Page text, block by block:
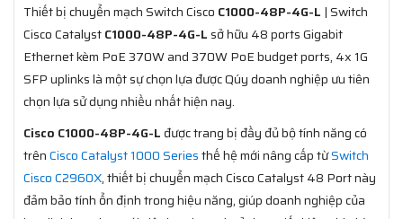
Thiết bị chuyển mạch Switch Cisco C1000-48P-4G-L | Switch
Cisco CatalystC1000-48P-4G-Lsở hữu 48 ports Gigabit
Ethernet kèm PoE 370W and 370W PoE budget ports, 4x 1G
SFP uplinks là một sự chọn lựa được Qúy doanh nghiệp ưu tiên
chọn lựa sử dụng nhiều nhất hiện nay.
Cisco C1000-48P-4G-L được trang bị đầy đủ bộ tính năng có
trênCisco Catalyst 1000 Seriesthế hệ mới nâng cấp từSwitch
Cisco C2960X, thiết bị chuyển mạch Cisco Catalyst 48 Port này
đảm bảo tính ổn định trong hiệu năng, giúp doanh nghiệp của